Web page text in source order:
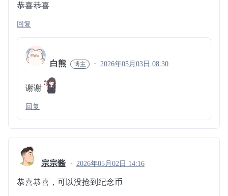
恭喜恭喜
回复
白熊 2026年05月03日 08:30
谢谢
回复
宗宗酱 2026年05月02日 14:16
恭喜恭喜，可以没抢到纪念币